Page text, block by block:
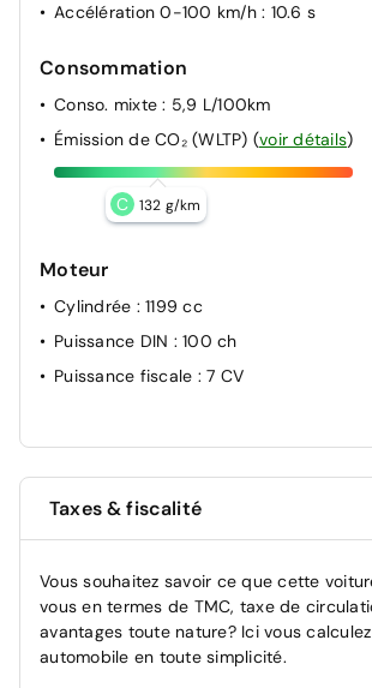
Accélération 0-100 km/h : 10.6 s
Consommation
Conso. mixte: 5,9 L/100km
Émission de CO₂ (WLTP) (voir détails)
C 132 g/km
Moteur
Cylindrée : 1199 cc
Puissance DIN : 100 ch
Puissance fiscale : 7 CV
Taxes & fiscalité
Vous souhaitez savoir ce que cette
vous en termes de TMC, taxe de
avantages toute nature? Ici vous
automobile en toute simplicité.